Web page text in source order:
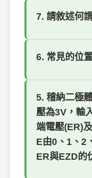
7. 請敘述何
6. 常見的位
5. 稽納二極
壓為3V，輸
端電壓(ER)
E由0、1、2
ER與EZD的